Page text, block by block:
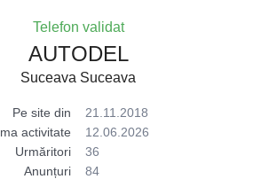
Telefon validat
AUTODEL
Suceava Suceava
Pe site din
21.11.2018
activitate
12.06.2026
Urmăritori
36
Anunțuri
84